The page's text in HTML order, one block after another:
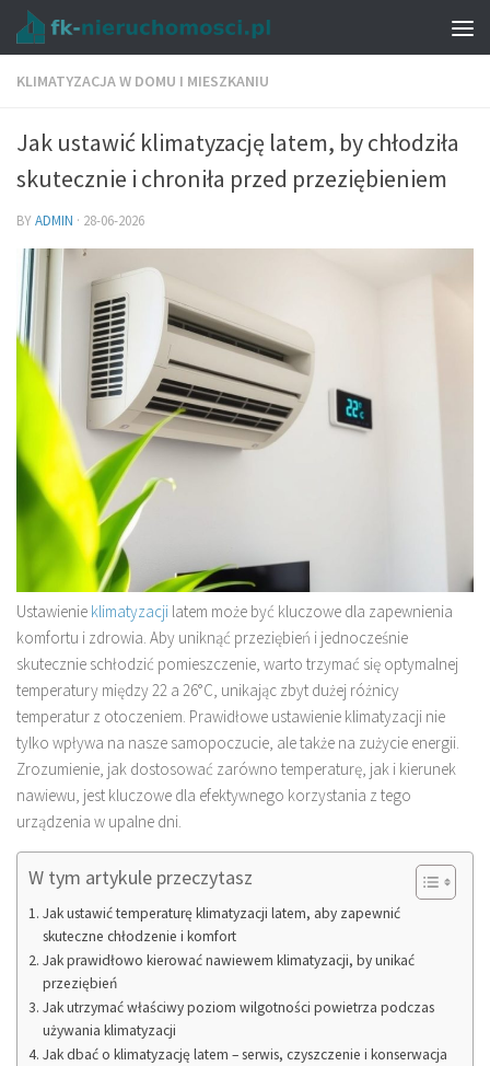
KLIMATYZACJA W DOMU I MIESZKANIU
Jak ustawić klimatyzację latem, by chłodziła
skutecznie i chroniła przed przeziębieniem
BYADMIN · 28-06-2026
Ustawienie klimatyzacji latem może być kluczowe dla zapewnienia
komfortu i zdrowia. Aby uniknąć przeziębień i jednocześnie
skutecznie schłodzić pomieszczenie, warto trzymać się optymalnej
temperatury między 22 a 26°C, unikając zbyt dużej różnicy
temperatur z otoczeniem. Prawidłowe ustawienie klimatyzacji nie
tylko wpływa na nasze samopoczucie, ale także na zużycie energii.
Zrozumienie, jak dostosować zarówno temperaturę, jak i kierunek
nawiewu, jest kluczowe dla efektywnego korzystania z tego
urządzenia w upalne dni.
W tym artykule przeczytasz
Jak ustawić temperaturę klimatyzacji latem, aby zapewnić
skuteczne chłodzenie i komfort
Jak prawidłowo kierować nawiewem klimatyzacji, by unikać
przeziębień
Jak utrzymać właściwy poziom wilgotności powietrza podczas
używania klimatyzacji
Jak dbać o klimatyzację latem – serwis, czyszczenie i konserwacja